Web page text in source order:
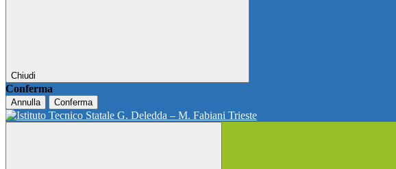
Chiudi
Conferma
Annulla Conferma